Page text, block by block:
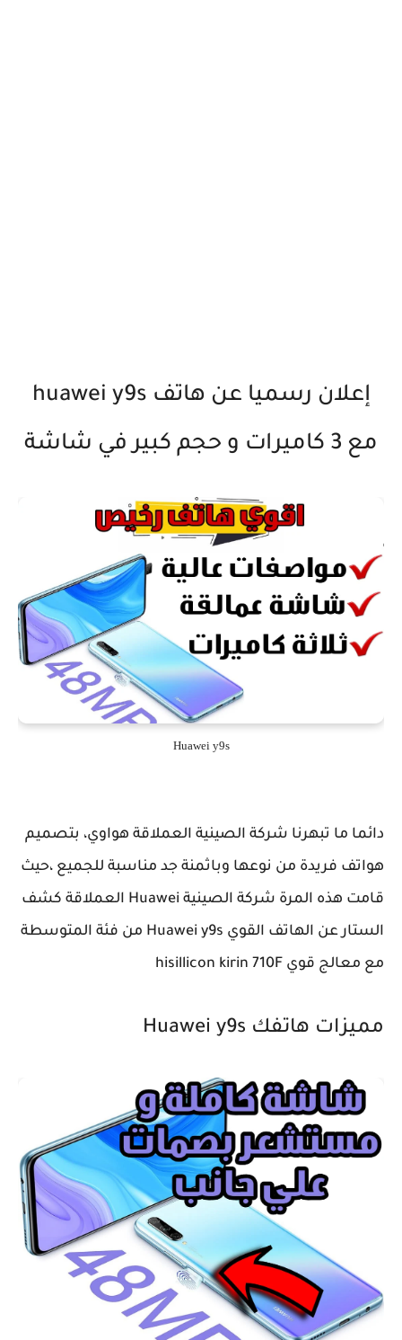
إعلان رسميا عن هاتف huawei y9s
مع 3 كاميرات و حجم كبير في شاشة
Huawei y9s
دائما ما تبهرنا شركة الصينية العملاقة هواوي، بتصميم
هواتف فريدة من نوعها وباثمنة جد مناسبة للجميع ،حيث
قامت هذه المرة شركة الصينية Huawei العملاقة كشف
الستار عن الهاتف القوي Huawei y9s من فئة المتوسطة
مع معالج قوي hisillicon kirin 710F
مميزات هاتفك Huawei y9s